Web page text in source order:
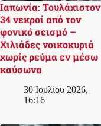
Ιαπωνία: Τουλάχιστον
34 νεκροί από τον
φονικό σεισμό –
Χιλιάδες νοικοκυριά
χωρίς ρεύμα εν μέσω
καύσωνα
30 Ιουλίου 2026,
16:16